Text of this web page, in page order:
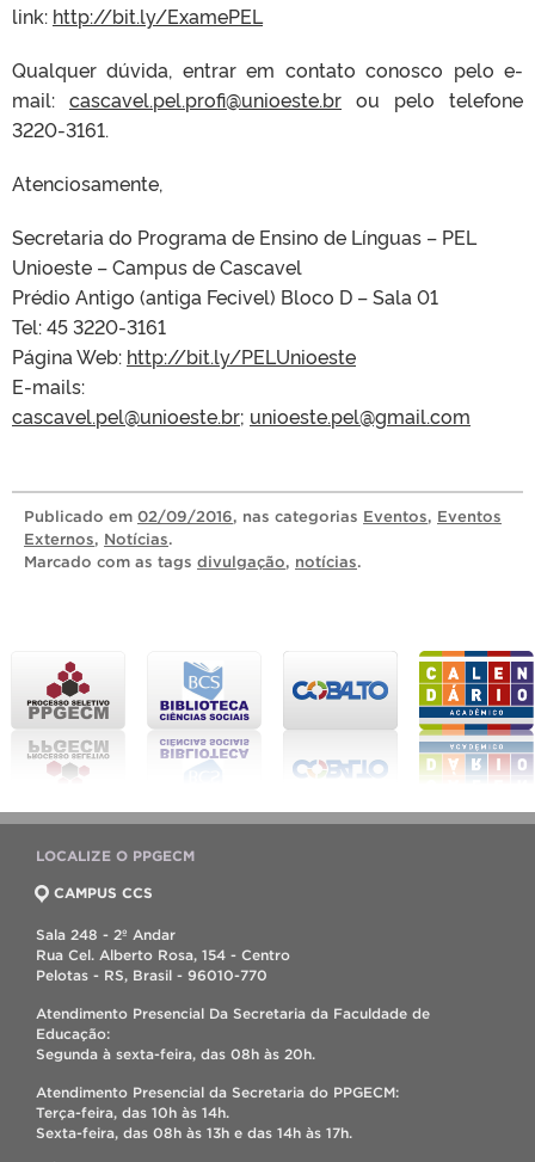
link: http://bit.ly/ExamePEL
Qualquer dúvida, entrar em contato conosco pelo e-
mail: cascavel.pel.profi@unioeste.br ou pelo telefone
3220-3161.
Atenciosamente,
Secretaria do Programa de Ensino de Línguas – PEL
Unioeste – Campus de Cascavel
Prédio Antigo (antiga Fecivel) Bloco D – Sala 01
Tel: 45 3220-3161
Página Web: http://bit.ly/PELUnioeste
E-mails:
cascavel.pel@unioeste.br; unioeste.pel@gmail.com
Publicado em 02/09/2016, nas categorias Eventos, Eventos
Externos, Notícias.
Marcado com as tags divulgação, notícias.
LOCALIZE O PPGECM
CAMPUS CCS
Sala 248 - 2º Andar
Rua Cel. Alberto Rosa, 154 - Centro
Pelotas - RS, Brasil - 96010-770
Atendimento Presencial Da Secretaria da Faculdade de
Educação:
Segunda à sexta-feira, das 08h às 20h.
Atendimento Presencial da Secretaria do PPGECM:
Terça-feira, das 10h às 14h.
Sexta-feira, das 08h às 13h e das 14h às 17h.